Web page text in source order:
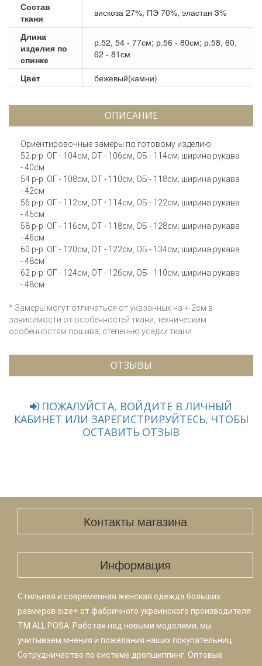
Состав
ткани
вискоза 27%, ПЭ 70%, эластан 3%
Длина
изделия по
спинке
р.52, 54 - 77см; р.56 - 80см; р.58, 60,
62 - 81см
Цвет бежевый(камни)
ОПИСАНИЕ
Ориентировочные замеры по готовому изделию:
52 р-р: ОГ - 104см, ОТ - 106см, ОБ - 114см; ширина рукава
- 40см
54 р-р: ОГ - 108см, ОТ - 110см, ОБ - 118см; ширина рукава
- 42см
56 р-р: ОГ - 112см, ОТ - 114см, ОБ - 122см; ширина рукава
- 46см
58 р-р: ОГ - 116см, ОТ - 118см, ОБ - 128см; ширина рукава
- 46см
60 р-р: ОГ - 120см, ОТ - 122см, ОБ - 134см; ширина рукава
- 48см
62 р-р: ОГ - 124см, ОТ - 126см, ОБ - 110см; ширина рукава
- 48см
* Замеры могут отличаться от указанных на +-2см в
зависимости от особенностей ткани, техническим
особенностям пошива, степенью усадки ткани.
ОТЗЫВЫ
ПОЖАЛУЙСТА, ВОЙДИТЕ В ЛИЧНЫЙ
КАБИНЕТ ИЛИ ЗАРЕГИСТРИРУЙТЕСЬ, ЧТОБЫ
ОСТАВИТЬ ОТЗЫВ
Контакты магазина
Информация
Стильная и современная женская одежда больших
размеров size+ от фабричного украинского производителя
TM ALL POSA. Работая над новыми моделями, мы
учитываем мнения и пожелания наших покупательниц.
Сотрудничество по системе дропшиппинг. Оптовые